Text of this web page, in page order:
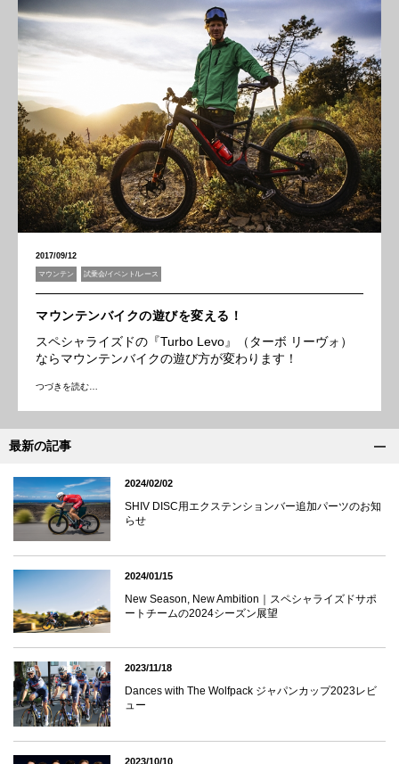
2017/09/12
マウンテン 試乗会/イベント/レース
マウンテンバイクの遊びを変える！
スペシャライズドの『Turbo Levo』（ターボ リーヴォ）
ならマウンテンバイクの遊び方が変わります！
つづきを読む…
最新の記事
2024/02/02
SHIV DISC用エクステンションバー追加パーツのお知
らせ
2024/01/15
New Season, New Ambition｜スペシャライズドサポ
ートチームの2024シーズン展望
2023/11/18
Dances with The Wolfpack ジャパンカップ2023レビ
ュー
2023/10/10